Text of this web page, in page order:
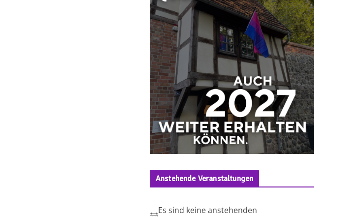
Anstehende Veranstaltungen
Es sind keine anstehenden